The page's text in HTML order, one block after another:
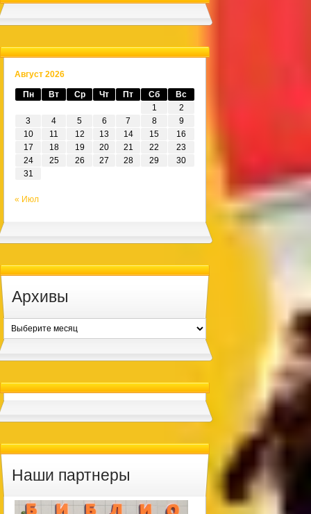
Август 2026
Пн Вт Ср Чт Пт Сб
Вс
1
2
3
4 5 6 7 8
9
10
11 12 13 14 15
16
17
18 19 20 21 22
23
24
25 26 27 28 29
30
31
« Июл
Архивы
Архивы
Наши партнеры